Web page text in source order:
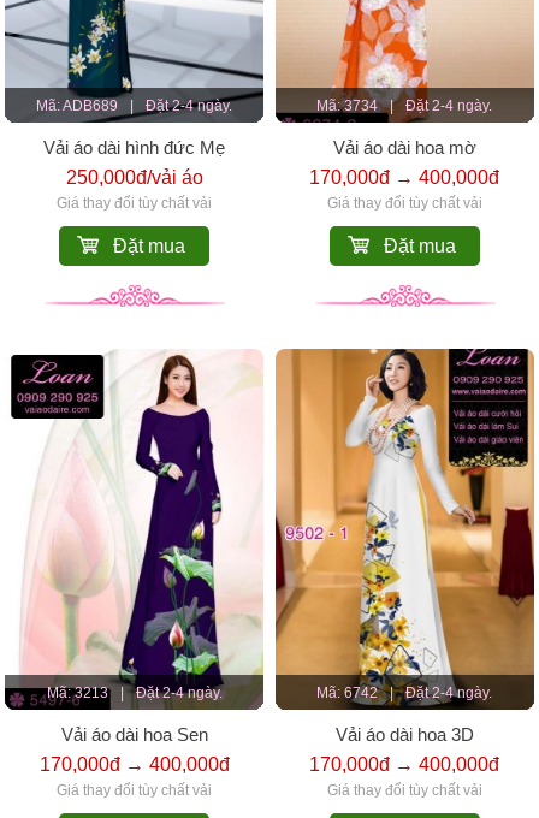
Mã: ADB689 Đặt 2-4 ngày.
Vải áo dài hình đức Mẹ
250,000đ/vải áo
Giá thay đổi tùy chất vải
Đặt mua
Mã: 3734 | Đặt 2-4 ngày.
Vải áo dài hoa mờ
170,000đ → 400,000đ
Giá thay đổi tùy chất vải
Đặt mua
Mã: 3213 Đặt 2-4 ngày.
Vải áo dài hoa Sen
170,000đ → 400,000đ
Giá thay đổi tùy chất vải
Mã: 6742 | Đặt 2-4 ngày.
Vải áo dài hoa 3D
170,000đ → 400,000đ
Giá thay đổi tùy chất vải